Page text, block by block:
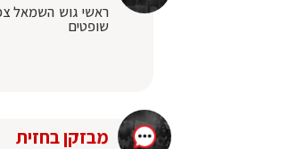
שופטים
מבזקן בחזית